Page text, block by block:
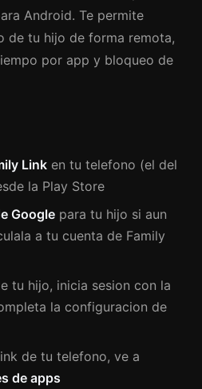
Android. Te permite
de tu hijo de forma remota,
por app y bloqueo de
Link en tu telefono (el del
la Play Store
Google para tu hijo si aun
a tu cuenta de Family
tu hijo, inicia sesion con la
la configuracion de
de tu telefono, ve a
de apps